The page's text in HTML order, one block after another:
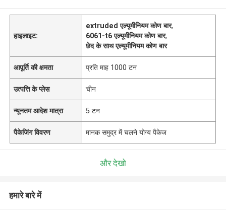
हाइलाइट:
extruded एल्यूमीनियम कोण बार,
6061-t6 एल्यूमीनियम कोण बार,
छेद के साथ एल्यूमीनियम कोण बार
आपूर्ति की क्षमता प्रति माह 1000 टन
उत्पत्ति के प्लेस चीन
न्यूनतम आदेश मात्रा 5 टन
पैकेजिंग विवरण मानक समुद्र में चलने योग्य पैकेज
और देखो
हमारे बारे में